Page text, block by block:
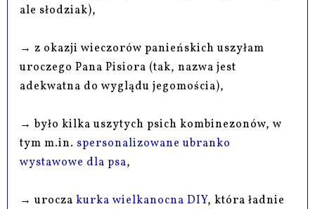
ale słodziak),
→ z okazji wieczorów panieńskich uszyłam
uroczego Pana Pisiora (tak, nazwa jest
adekwatna do wyglądu jegomościa),
→ było kilka uszytych psich kombinezonów, w
tym m.in. spersonalizowane ubranko
wystawowe dla psa,
→ uroczakurka wielkanocna DIY, która ładnie